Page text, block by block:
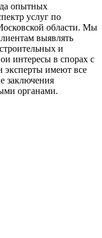
опытных
услуг по
области. Мы
выявлять
и
интересы в спорах с
имеют все
заключения
органами.